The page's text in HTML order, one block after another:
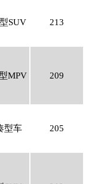
SUV 213
MPV 209
型车 205